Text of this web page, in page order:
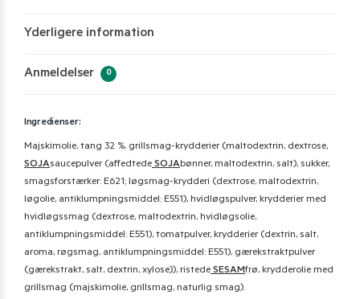
Yderligere information
Anmeldelser 0
Ingredienser:
Majskimolie, tang 32 %, grillsmag-krydderier (maltodextrin, dextrose,
SOJAsaucepulver (affedtedeSOJAbønner, maltodextrin, salt), sukker,
smagsforstærker: E621; løgsmag-krydderi (dextrose, maltodextrin,
løgolie, antiklumpningsmiddel: E551), hvidløgspulver, krydderier med
hvidløgssmag (dextrose, maltodextrin, hvidløgsolie,
antiklumpningsmiddel: E551), tomatpulver, krydderier (dextrin, salt,
aroma, røgs­mag, antiklumpningsmiddel: E551), gærekstraktpulver
(gærekstrakt, salt, dextrin, xylose)), ristedeSESAMfrø, krydderolie med
grillsmag (majskimolie, grillsmag, naturlig smag).